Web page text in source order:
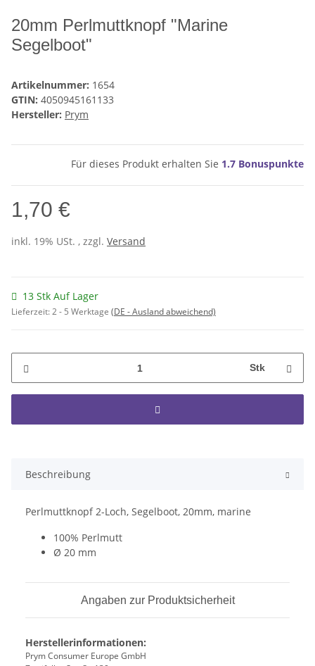
20mm Perlmuttknopf "Marine
Segelboot"
Artikelnummer: 1654
GTIN: 4050945161133
Hersteller: Prym
Für dieses Produkt erhalten Sie 1.7 Bonuspunkte
1,70 €
inkl. 19% USt. , zzgl. Versand
13 Stk Auf Lager
Lieferzeit:2 - 5 Werktage (DE - Ausland abweichend)
Stk
Beschreibung
Perlmuttknopf 2-Loch, Segelboot, 20mm, marine
100% Perlmutt
Ø 20 mm
Angaben zur Produktsicherheit
Herstellerinformationen:
Prym Consumer Europe GmbH